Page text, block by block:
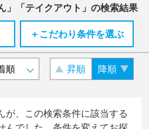
」「テイクアウト」の検索結果
＋こだわり条件を選ぶ
昇順 降順
が、この検索条件に該当する